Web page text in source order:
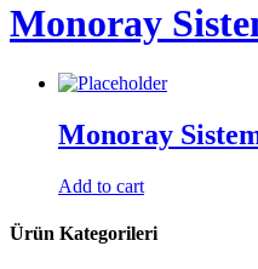
Monoray
Monoray
Add to cart
Ürün Kategorileri